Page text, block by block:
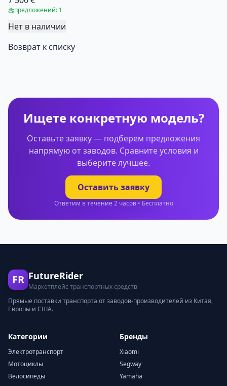
предложений: 1
Нет в наличии
Возврат к списку
Ищете конкретную модель?
Оставьте заявку — подберем предложения
напрямую от заводов. Сравните условия и
выберите лучшее.
Оставить заявку
Ответим в течение 2 часов • Бесплатно
FR FutureRider
Маркетплейс транспортных средств
Прямые поставки транспорта от заводов-производителей из Китая,
Европы и США.
Категории
Электротранспорт
Мотоциклы
Велосипеды
Бренды
Xiaomi
Segway
Yamaha